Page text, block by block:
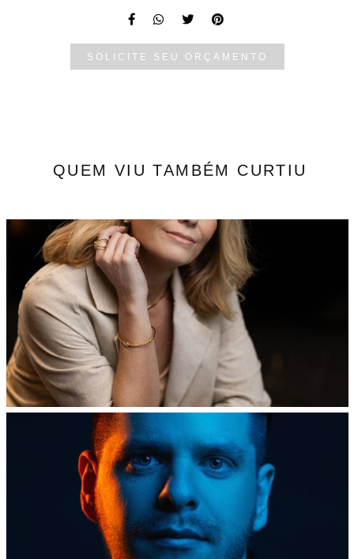
SOLICITE SEU ORÇAMENTO
QUEM VIU TAMBÉM CURTIU